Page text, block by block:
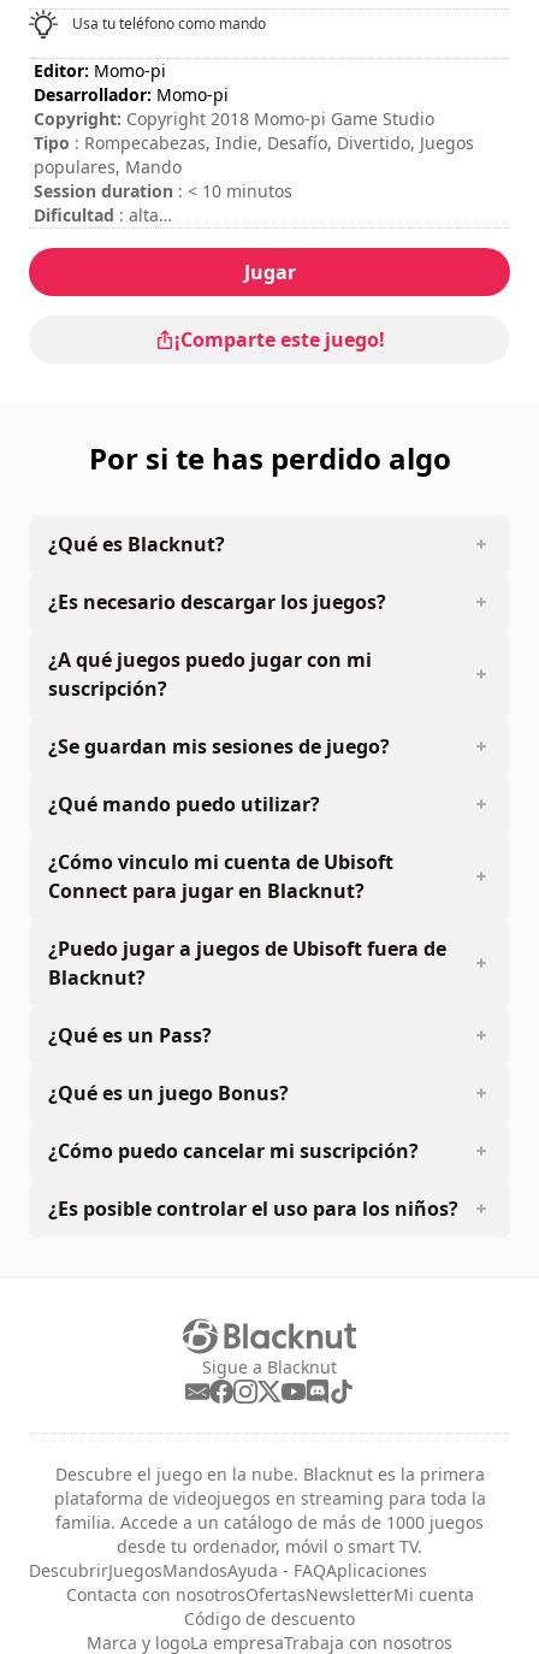
Usa tu teléfono como mando
Editor: Momo-pi
Desarrollador: Momo-pi
Copyright: Copyright 2018 Momo-pi Game Studio
Tipo : Rompecabezas, Indie, Desafío, Divertido, Juegos
populares, Mando
Session duration : < 10 minutos
Dificultad : alta
Jugar
¡Comparte este juego!
Por si te has perdido algo
¿Qué es Blacknut?
¿Es necesario descargar los juegos?
¿A qué juegos puedo jugar con mi
suscripción?
¿Se guardan mis sesiones de juego?
¿Qué mando puedo utilizar?
¿Cómo vinculo mi cuenta de Ubisoft
Connect para jugar en Blacknut?
¿Puedo jugar a juegos de Ubisoft fuera de
Blacknut?
¿Qué es un Pass?
¿Qué es un juego Bonus?
¿Cómo puedo cancelar mi suscripción?
¿Es posible controlar el uso para los niños?
Sigue a Blacknut
Descubre el juego en la nube. Blacknut es la primera
plataforma de videojuegos en streaming para toda la
familia. Accede a un catálogo de más de 1000 juegos
desde tu ordenador, móvil o smart TV.
DescubrirJuegosMandosAyuda - FAQAplicaciones
Contacta con nosotrosOfertasNewsletterMi cuenta
Código de descuento
Marca y logoLa empresaTrabaja con nosotros